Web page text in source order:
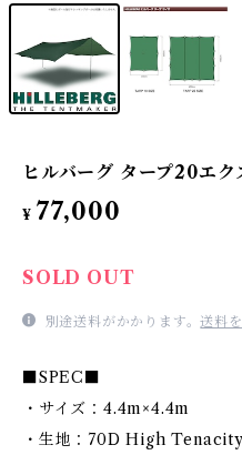
ヒルバーグ タープ20エ
¥ 77,000
SOLD OUT
別途送料がかかります。送料
■SPEC■
・サイズ：4.4m×4.4m
・生地：70D High